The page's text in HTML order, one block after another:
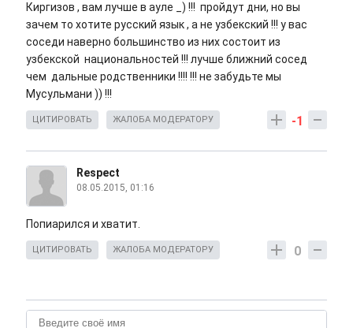
Киргизов , вам лучше в ауле _) !!! пройдут дни, но вы
зачем то хотите русский язык , а не узбекский !!! у вас
соседи наверно большинство из них состоит из
узбекской национальностей !!! лучше ближний сосед
чем дальные родственники !!!! !!! не забудьте мы
Мусульмани )) !!!
-1
ЦИТИРОВАТЬ ЖАЛОБА МОДЕРАТОРУ
Respect
08.05.2015, 01:16
Попиарился и хватит.
0
ЦИТИРОВАТЬ ЖАЛОБА МОДЕРАТОРУ